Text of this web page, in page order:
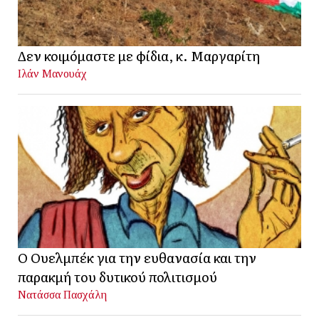
Δεν κοιμόμαστε με φίδια, κ. Μαργαρίτη
Ιλάν Μανουάχ
Ο Ουελμπέκ για την ευθανασία και την
παρακμή του δυτικού πολιτισμού
Νατάσσα Πασχάλη